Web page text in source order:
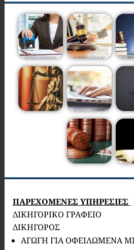
ΠΑΡΕΧΟΜΕΝΕΣ ΥΠΗΡΕΣΙΕΣ
ΔΙΚΗΓΟΡΙΚΟ ΓΡΑΦΕΙΟ
ΔΙΚΗΓΟΡΟΣ
ΑΓΩΓΗ ΓΙΑ ΟΦΕΙΛΩΜΕΝΑ